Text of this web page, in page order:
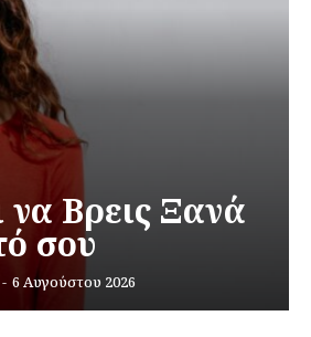
να Βρεις Ξανά
σου
- 6 Αυγούστου 2026